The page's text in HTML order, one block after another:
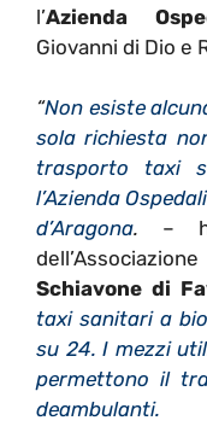
l’Azienda
Giovanni di Dio e
“Non esiste
sola richiesta
trasporto taxi
l’Azienda
d’Aragona. –
Schiavone di
taxi sanitari a
su 24. I mezzi
permettono il
deambulanti.